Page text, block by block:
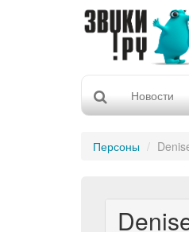
Новости
Персоны